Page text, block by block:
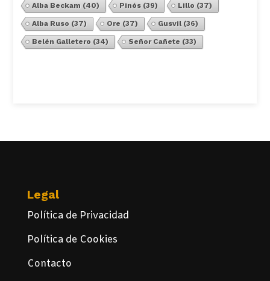
Alba Beckam (40) Pinós(39) Lillo (37)
Alba Ruso (37) Ore (37) Gusvil(36)
Belén Galletero (34) Señor Cañete (33)
Legal
Política de Privacidad
Política de Cookies
Contacto